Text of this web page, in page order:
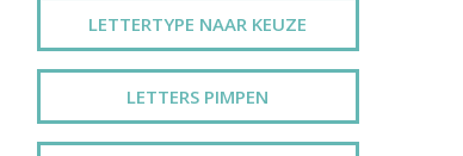
LETTERTYPE NAAR KEUZE
LETTERS PIMPEN